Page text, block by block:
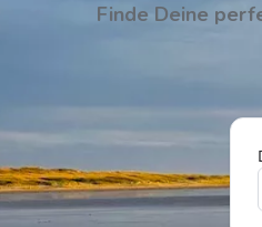
Finde Deine